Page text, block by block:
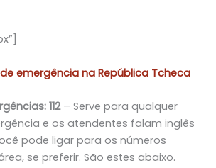
emergência na República Tcheca
112 – Serve para qualquer
e os atendentes falam inglês
pode ligar para os números
se preferir. São estes abaixo.